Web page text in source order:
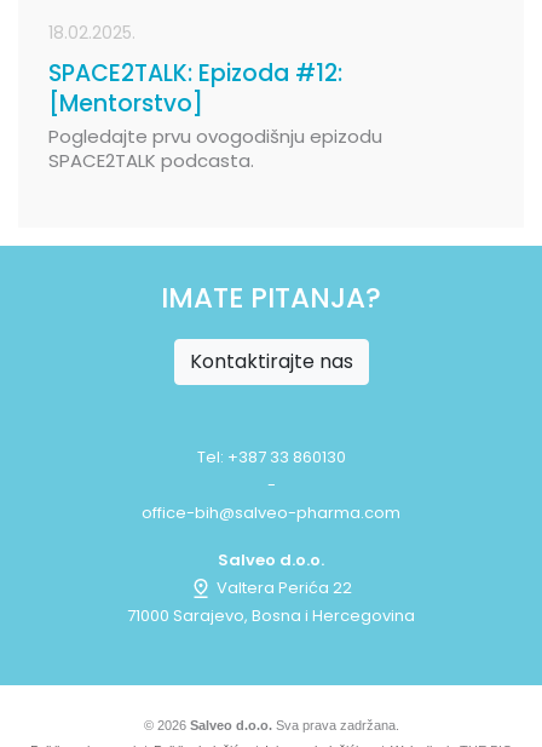
18.02.2025.
SPACE2TALK: Epizoda #12:
[Mentorstvo]
Pogledajte prvu ovogodišnju epizodu
SPACE2TALK podcasta.
IMATE PITANJA?
Kontaktirajte nas
Tel: +387 33 860130
-
office-bih@salveo-pharma.com
Salveo d.o.o.
Valtera Perića 22
71000 Sarajevo, Bosna i Hercegovina
© 2026 Salveo d.o.o.Sva prava zadržana.